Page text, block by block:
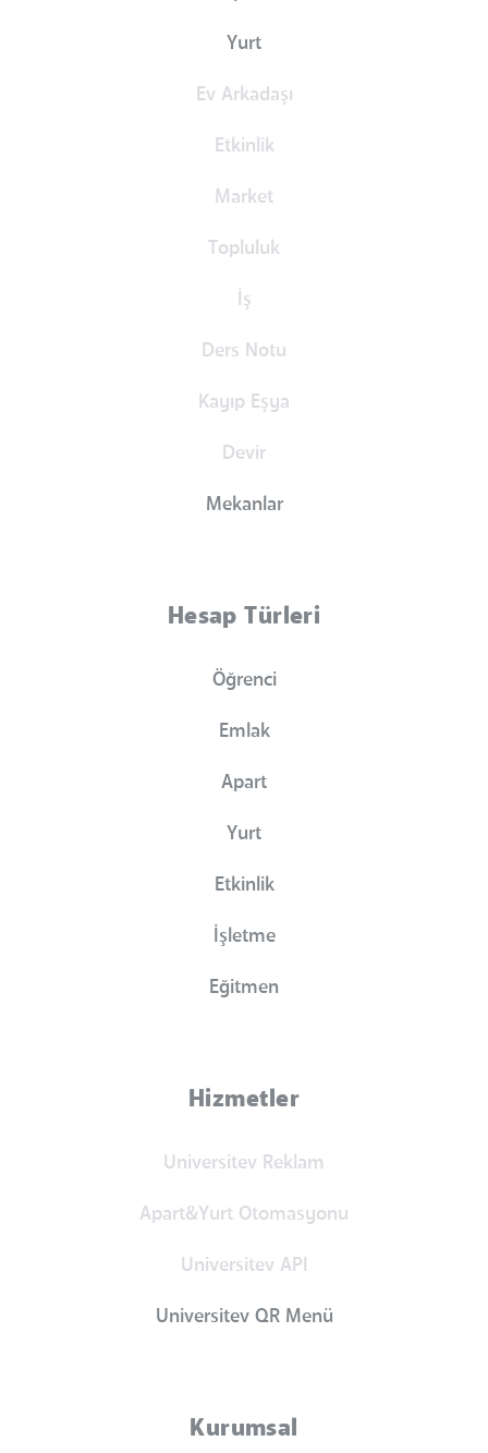
Yurt
Ev Arkadaşı
Etkinlik
Market
Topluluk
İş
Ders Notu
Kayıp Eşya
Devir
Mekanlar
Hesap Türleri
Öğrenci
Emlak
Apart
Yurt
Etkinlik
İşletme
Eğitmen
Hizmetler
Universitev Reklam
Apart&Yurt Otomasyonu
Universitev API
Universitev QR Menü
Kurumsal